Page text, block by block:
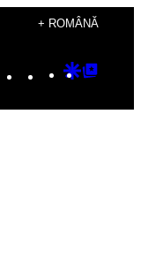
+ ROMÂNĂ
Instagram
TikTok
YouTube
Google